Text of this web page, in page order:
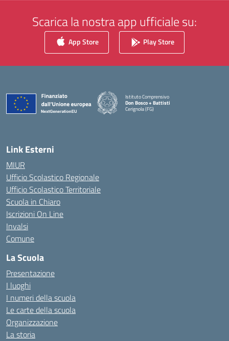
Scarica la nostra app ufficiale su:
App Store Play Store
Istituto Comprensivo
Don Bosco + Battisti
Cerignola (FG)
— Visita la pagina iniziale della scuola
Link Esterni
MIUR
Ufficio Scolastico Regionale
Ufficio Scolastico Territoriale
Scuola in Chiaro
Iscrizioni On Line
Invalsi
Comune
La Scuola
Presentazione
I luoghi
I numeri della scuola
Le carte della scuola
Organizzazione
La storia